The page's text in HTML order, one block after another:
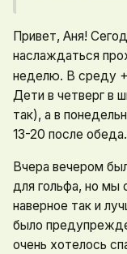
Привет, Аня!
наслаждаться
неделю. В среду
Дети в четверг в
так), а в
13-20 после обеда.
Вчера вечером
для гольфа, но мы
наверное так и
было
очень хотелось